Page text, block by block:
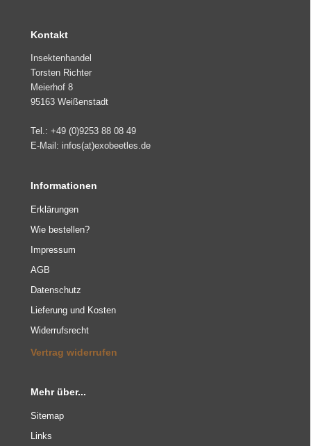
Kontakt
Insektenhandel
Torsten Richter
Meierhof 8
95163 Weißenstadt
Tel.: +49 (0)9253 88 08 49
E-Mail: infos(at)exobeetles.de
Informationen
Erklärungen
Wie bestellen?
Impressum
AGB
Datenschutz
Lieferung und Kosten
Widerrufsrecht
Vertrag widerrufen
Mehr über...
Sitemap
Links